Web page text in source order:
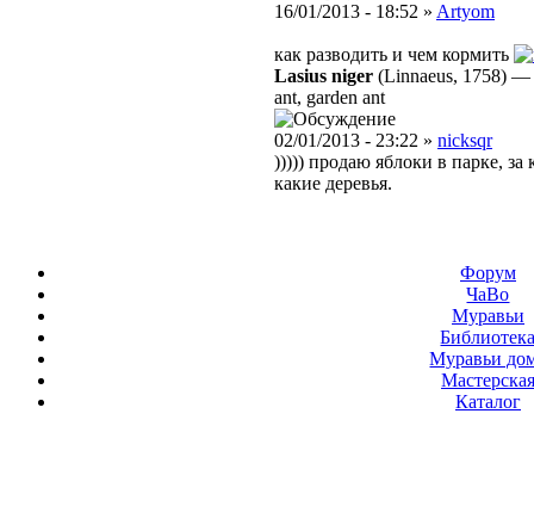
16/01/2013 - 18:52 » Artyom
как разводить и чем кормить
Lasius niger (Linnaeus, 1758) —
ant, garden ant
02/01/2013 - 23:22 » nicksqr
))))) продаю яблоки в парке,
какие деревья.
Форум
ЧаВо
Муравьи
Муравьи
Мастерская
Каталог